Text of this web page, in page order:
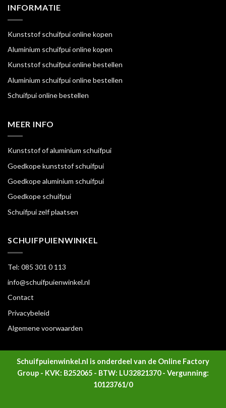
INFORMATIE
Kunststof schuifpui online kopen
Aluminium schuifpui online kopen
Kunststof schuifpui online bestellen
Aluminium schuifpui online bestellen
Schuifpui online bestellen
MEER INFO
Kunststof of aluminium schuifpui
Goedkope kunststof schuifpui
Goedkope aluminium schuifpui
Goedkope schuifpui
Schuifpui zelf plaatsen
SCHUIFPUIENWINKEL
Tel: 085 301 0 113
info@schuifpuienwinkel.nl
Contact
Privacybeleid
Algemene voorwaarden
Schuifpuienwinkel.nl is onderdeel van de Online Factory
Group - KVK: B252065 - BTW: LU32821370 - Vergunning:
10123761/0